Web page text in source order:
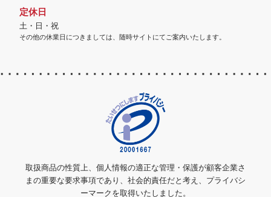
定休日
土・日・祝
その他の休業日につきましては、随時サイトにてご案内いたします。
取扱商品の性質上、個人情報の適正な管理・保護が顧客企業さ
まの重要な要求事項であり、社会的責任だと考え、プライバシ
ーマークを取得いたしました。